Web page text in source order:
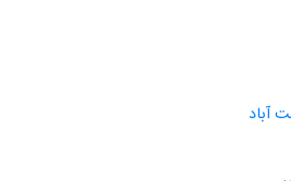
آباد